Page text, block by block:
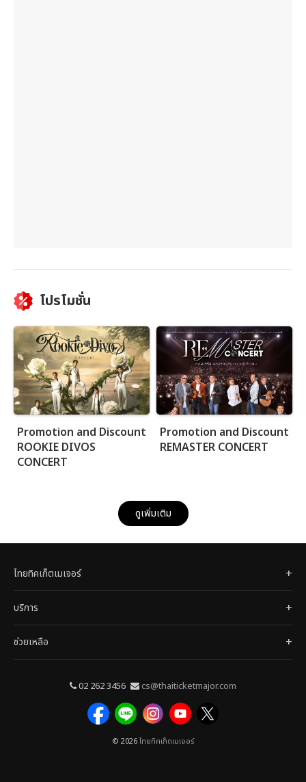
โปรโมชั่น
Promotion and Discount
ROOKIE DIVOS
CONCERT
Promotion and Discount
REMASTER CONCERT
ดูเพิ่มเติม
ไทยทิคเก็ตเมเจอร์
บริการ
ช่วยเหลือ
02 262 3456 cs@thaiticketmajor.com
© 2026ไทยทิคเก็ตเมเจอร์